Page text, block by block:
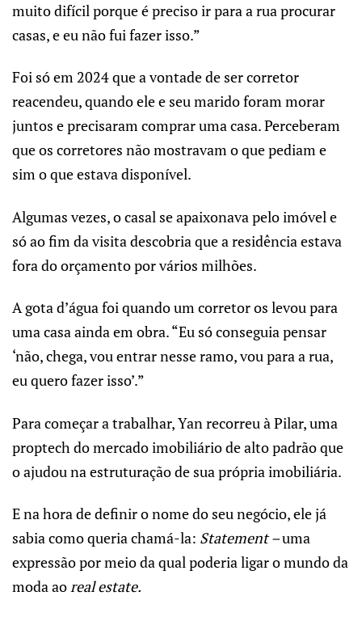
muito difícil porque é preciso ir para a rua procurar
casas, e eu não fui fazer isso.”
Foi só em 2024 que a vontade de ser corretor
reacendeu, quando ele e seu marido foram morar
juntos e precisaram comprar uma casa. Perceberam
que os corretores não mostravam o que pediam e
sim o que estava disponível.
Algumas vezes, o casal se apaixonava pelo imóvel e
só ao fim da visita descobria que a residência estava
fora do orçamento por vários milhões.
A gota d’água foi quando um corretor os levou para
uma casa ainda em obra. “Eu só conseguia pensar
‘não, chega, vou entrar nesse ramo, vou para a rua,
eu quero fazer isso’.”
Para começar a trabalhar, Yan recorreu à Pilar, uma
proptech do mercado imobiliário de alto padrão que
o ajudou na estruturação de sua própria imobiliária.
E na hora de definir o nome do seu negócio, ele já
sabia como queria chamá-la: Statement –uma
expressão por meio da qual poderia ligar o mundo da
moda aoreal estate.